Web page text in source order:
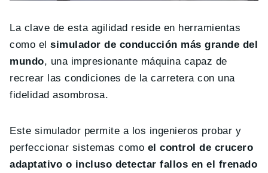
La clave de esta agilidad reside en herramientas
como elsimulador de conducción más grande del
mundo, una impresionante máquina capaz de
recrear las condiciones de la carretera con una
fidelidad asombrosa.
Este simulador permite a los ingenieros probar y
perfeccionar sistemas como el control de crucero
adaptativo o incluso detectar fallos en el frenado